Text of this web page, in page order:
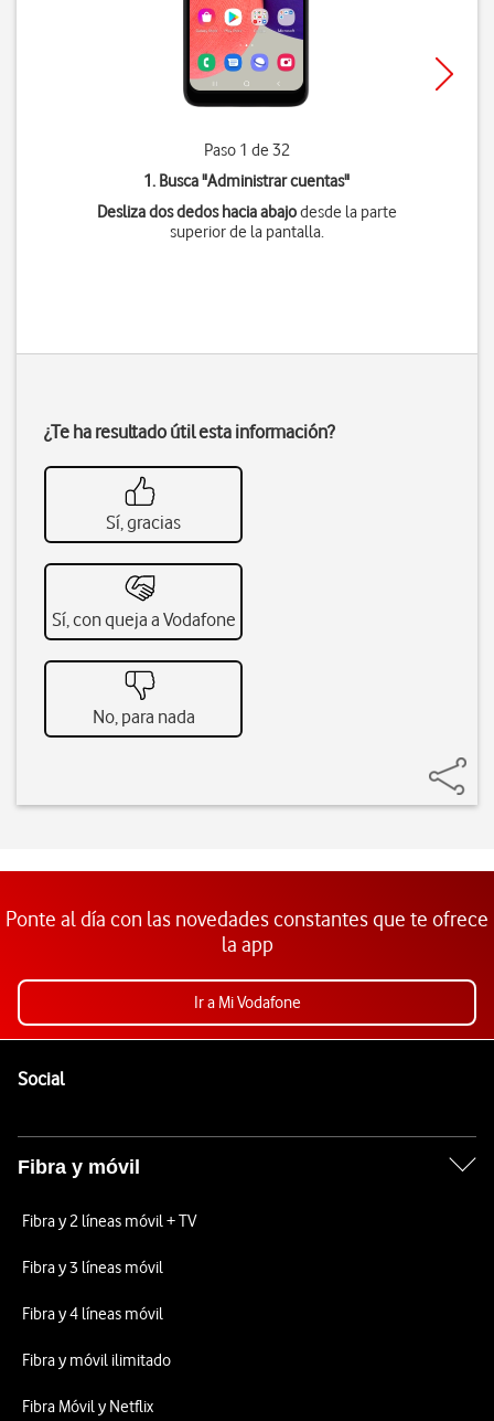
Paso 1 de 32
1. Busca "Administrar cuentas"
Desliza dos dedos hacia abajodesde la parte
superior de la pantalla.
¿Te ha resultado útil esta información?
Sí, gracias
Sí, con queja a Vodafone
No, para nada
Ponte al día con las novedades constantes que te ofrece
la app
Ir a Mi Vodafone
SocialEnlaces a las redes sociales de Vodafone
Fibra y móvil
Fibra y 2 líneas móvil + TV
Fibra y 3 líneas móvil
Fibra y 4 líneas móvil
Fibra y móvil ilimitado
Fibra Móvil y Netflix